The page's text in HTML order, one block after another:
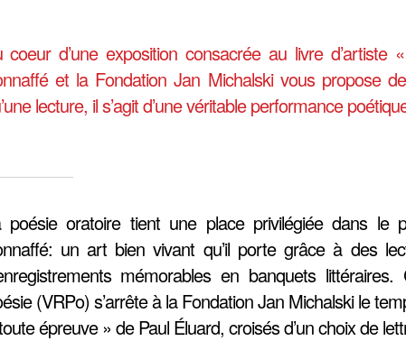
coeur d’une exposition consacrée au livre
et la Fondation Jan Michalski vous propose
lecture, il s’agit d’une véritable performance
poésie oratoire tient une place privilégiée dans le
un art bien vivant qu’il porte grâce à des
mémorables en banquets
(VRPo) s’arrête à la Fondation Jan Michalski le
épreuve » de Paul Éluard, croisés d’un choix de